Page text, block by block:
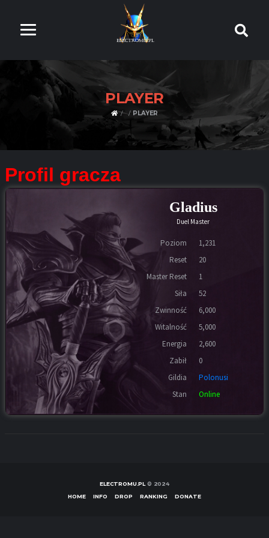
PLAYER
PLAYER
Profil gracza
Gladius
Duel Master
Poziom
1,231
Reset
20
Master Reset
1
Siła
52
Zwinność
6,000
Witalność
5,000
Energia
2,600
Zabił
0
Gildia
Polonusi
Stan
Online
ELECTROMU.PL © 2024
HOME
INFO DROP RANKING DONATE